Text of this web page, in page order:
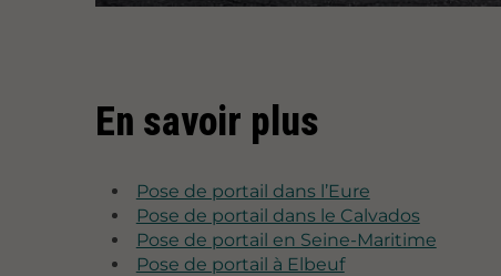
En savoir plus
Pose de portail dans l’Eure
Pose de portail dans le Calvados
Pose de portail en Seine-Maritime
Pose de portail à Elbeuf